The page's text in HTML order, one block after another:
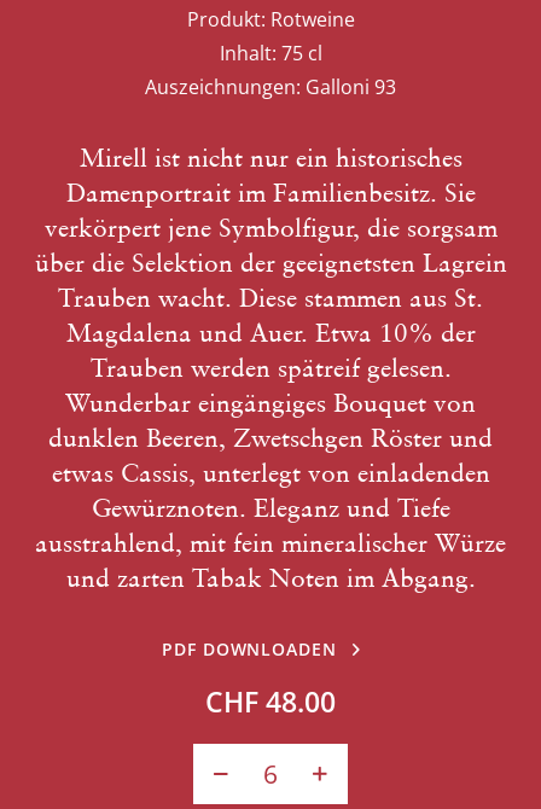
Produkt: Rotweine
Inhalt: 75 cl
Auszeichnungen: Galloni 93
Mirell ist nicht nur ein historisches
Damenportrait im Familienbesitz. Sie
verkörpert jene Symbolfigur, die sorgsam
über die Selektion der geeignetsten Lagrein
Trauben wacht. Diese stammen aus St.
Magdalena und Auer. Etwa 10% der
Trauben werden spätreif gelesen.
Wunderbar eingängiges Bouquet von
dunklen Beeren, Zwetschgen Röster und
etwas Cassis, unterlegt von einladenden
Gewürznoten. Eleganz und Tiefe
ausstrahlend, mit fein mineralischer Würze
und zarten Tabak Noten im Abgang.
PDF DOWNLOADEN
CHF 48.00